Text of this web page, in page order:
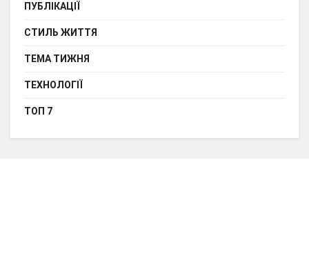
ПУБЛІКАЦІЇ
СТИЛЬ ЖИТТЯ
ТЕМА ТИЖНЯ
ТЕХНОЛОГІЇ
ТОП 7